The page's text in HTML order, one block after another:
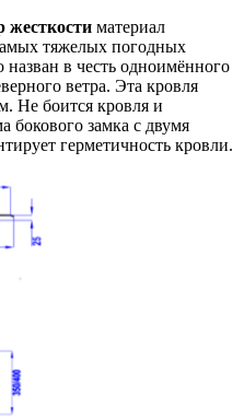
жесткости материал
тяжелых погодных
в честь одноимённого
ветра. Эта кровля
Не боится кровля и
замка с двумя
герметичность кровли.